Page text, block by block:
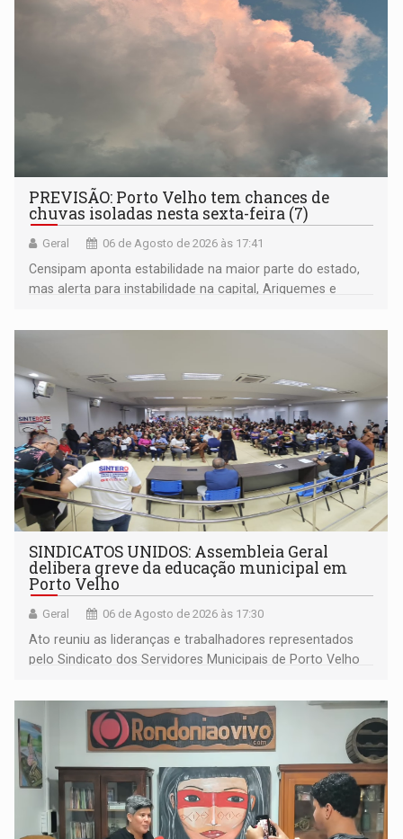
PREVISÃO: Porto Velho tem chances de
chuvas isoladas nesta sexta-feira (7)
Geral 06 de Agosto de 2026 às 17:41
Censipam aponta estabilidade na maior parte do estado,
mas alerta para instabilidade na capital, Ariquemes e
SINDICATOS UNIDOS: Assembleia Geral
delibera greve da educação municipal em
Porto Velho
Geral 06 de Agosto de 2026 às 17:30
Ato reuniu as lideranças e trabalhadores representados
pelo Sindicato dos Servidores Municipais de Porto Velho